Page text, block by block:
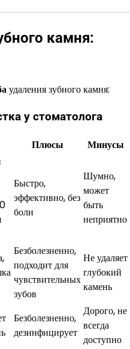
камня:
удаления зубного камня:
у стоматолога
Плюсы Минусы
Быстро,
эффективно, без
боли
Шумно,
может
быть
неприятно
Безболезненно,
подходит для
чувствительных
зубов
Не удаляет
глубокий
камень
Безболезненно,
дезинфицирует
Дорого, не
всегда
доступно